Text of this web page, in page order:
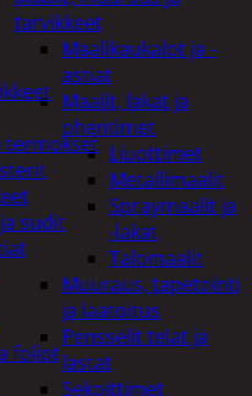
tarvikkeet
Maalikaukalot ja -
astiat
Maalit, lakat ja
ohentimet
Liuottimet
Metallimaalit
Spraymaalit ja
-lakat
Talomaalit
Muuraus, tapetointi
ja laatoitus
Pensselit telat ja
lastat
Sekoittimet
termokset
sudit
foliot